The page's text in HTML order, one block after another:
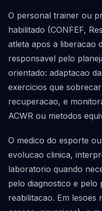
O personal trainer ou
habilitado (CONFEF,
atleta apos a liberacao
responsavel pelo
orientado: adaptacao
exercicios que
recuperacao, e
ACWR ou metodos
O medico do esporte
evolucao clinica,
laboratorio quando
pelo diagnostico e pelo
reabilitacao. Em lesoes